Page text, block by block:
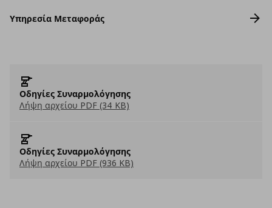
Υπηρεσία Μεταφοράς
Οδηγίες Συναρμολόγησης
Λήψη αρχείου PDF (34 KB)
Οδηγίες Συναρμολόγησης
Λήψη αρχείου PDF (936 KB)